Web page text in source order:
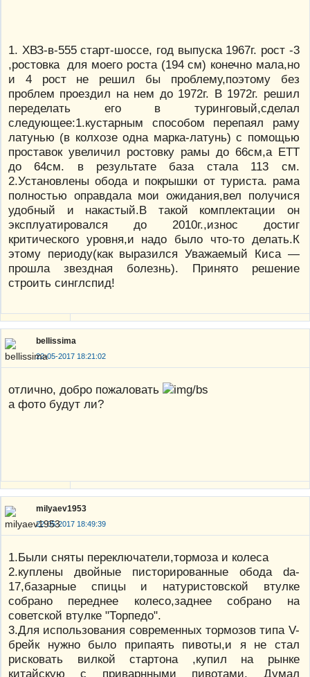
1. ХВЗ-в-555 старт-шоссе, год выпуска 1967г. рост -3
,ростовка для моего роста (194 см) конечно мала,но
и 4 рост не решил бы проблему,поэтому без
проблем проездил на нем до 1972г. В 1972г. решил
переделать его в туринговый,сделал
следующее:1.кустарным способом перепаял раму
латунью (в колхозе одна марка-латунь) с помощью
проставок увеличил ростовку рамы до 66см,а ЕТТ
до 64см. в результате база стала 113 см.
2.Установлены обода и покрышки от туриста. рама
полностью оправдала мои ожидания,вел получися
удобный и накастый.В такой комплектации он
эксплуатировался до 2010г.,износ достиг
критического уровня,и надо было что-то делать.К
этому периоду(как выразился Уважаемый Киса —
прошла звездная болезнь). Принято решение
строить синглспид!
bellissima
22-05-2017 18:21:02
отлично, добро пожаловать
а фото будут ли?
milyaev1953
22-05-2017 18:49:39
1.Были сняты переключатели,тормоза и колеса
2.куплены двойные писторированные обода da-
17,базарные спицы и натуристовской втулке
собрано переднее колесо,заднее собрано на
советской втулке "Торпедо".
3.Для использования современных тормозов типа V-
брейк нужно было припаять пивоты,и я не стал
рисковать вилкой стартона ,купил на рынке
китайскую с приварнными пивотами. Думал